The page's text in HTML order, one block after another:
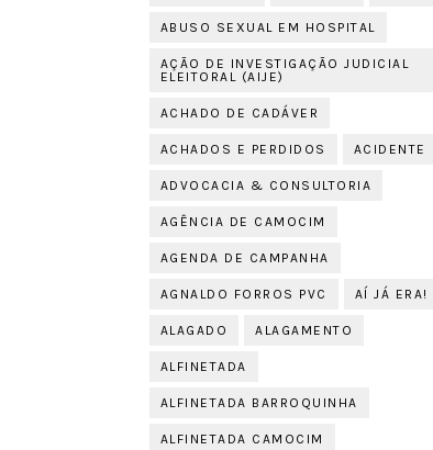
ABUSO SEXUAL EM HOSPITAL
AÇÃO DE INVESTIGAÇÃO JUDICIAL
ELEITORAL (AIJE)
ACHADO DE CADÁVER
ACHADOS E PERDIDOS ACIDENTE
ADVOCACIA & CONSULTORIA
AGÊNCIA DE CAMOCIM
AGENDA DE CAMPANHA
AGNALDO FORROS PVC AÍ JÁ ERA!
ALAGADO ALAGAMENTO
ALFINETADA
ALFINETADA BARROQUINHA
ALFINETADA CAMOCIM